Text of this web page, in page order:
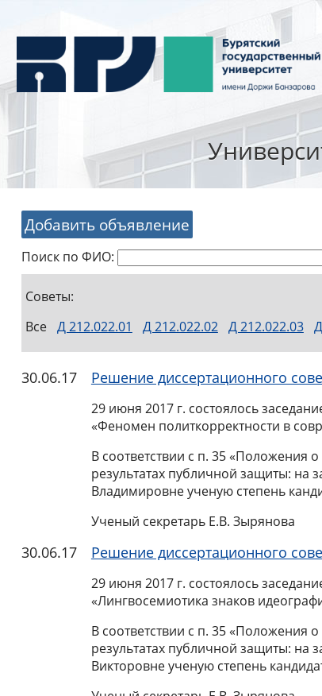
Добавить объявление
Поиск по ФИО:
Советы:
Все Д 212.022.01 Д 212.022.02 Д 212.022.03
30.06.17 Решение диссертационного
29 июня 2017 г. состоялось
«Феномен политкорректности в
В соответствии с п. 35 «Положения
результатах публичной защиты: на
Владимировне ученую степень
Ученый секретарь Е.В. Зырянова
30.06.17 Решение диссертационного
29 июня 2017 г. состоялось
«Лингвосемиотика знаков
В соответствии с п. 35 «Положения
результатах публичной защиты:
Викторовне ученую степень